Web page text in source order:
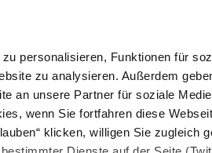
personalisieren, Funktionen für
zu analysieren. Außerdem
an unsere Partner für soziale
wenn Sie fortfahren diese
klicken, willigen Sie zugleich